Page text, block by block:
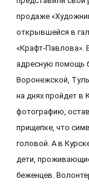
продаже
открывшейся в
«Крафт-Павлова».
адресную помощь
Воронежской,
на днях пройдет
фотографию,
прищепке, что
головой. А в
дети,
беженцев.